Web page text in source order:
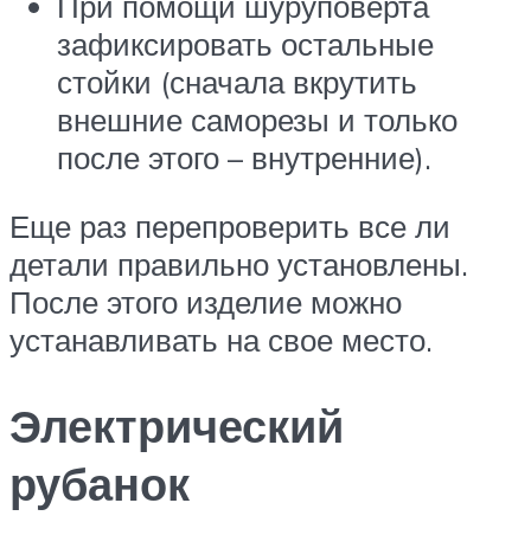
зафиксировать остальные
стойки (сначала вкрутить
внешние саморезы и только
после этого – внутренние).
Еще раз перепроверить все ли
детали правильно установлены.
После этого изделие можно
устанавливать на свое место.
Электрический
рубанок